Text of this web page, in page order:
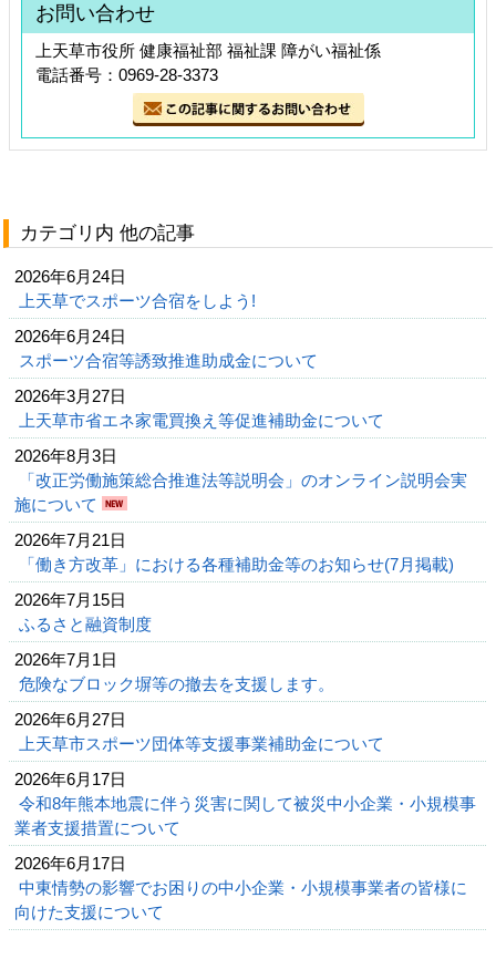
お問い合わせ
上天草市役所 健康福祉部 福祉課 障がい福祉係
電話番号：0969-28-3373
カテゴリ内 他の記事
2026年6月24日
上天草でスポーツ合宿をしよう!
2026年6月24日
スポーツ合宿等誘致推進助成金について
2026年3月27日
上天草市省エネ家電買換え等促進補助金について
2026年8月3日
「改正労働施策総合推進法等説明会」のオンライン説明会実
施について
2026年7月21日
「働き方改革」における各種補助金等のお知らせ(7月掲載)
2026年7月15日
ふるさと融資制度
2026年7月1日
危険なブロック塀等の撤去を支援します。
2026年6月27日
上天草市スポーツ団体等支援事業補助金について
2026年6月17日
令和8年熊本地震に伴う災害に関して被災中小企業・小規模事
業者支援措置について
2026年6月17日
中東情勢の影響でお困りの中小企業・小規模事業者の皆様に
向けた支援について